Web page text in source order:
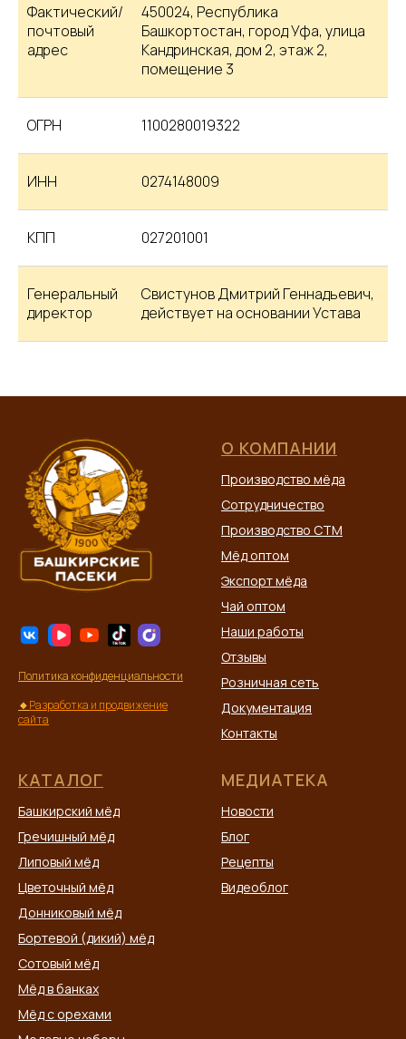
Фактический/
почтовый
адрес
450024, Республика
Башкортостан, город Уфа, улица
Кандринская, дом 2, этаж 2,
помещение 3
ОГРН 1100280019322
ИНН 0274148009
КПП 027201001
Генеральный
директор
Свистунов Дмитрий Геннадьевич,
действует на основании Устава
Политика конфиденциальности
🔸Разработка и продвижение
сайта
О КОМПАНИИ
Производство мёда
Сотрудничество
Производство СТМ
Мёд оптом
Экспорт мёда
Чай оптом
Наши работы
Отзывы
Розничная сеть
Документация
Контакты
КАТАЛОГ
Башкирский мёд
Гречишный мёд
Липовый мёд
Цветочный мёд
Донниковый мёд
Бортевой (дикий) мёд
Сотовый мёд
Мёд в банках
Мёд с орехами
МЕДИАТЕКА
Новости
Блог
Рецепты
Видеоблог